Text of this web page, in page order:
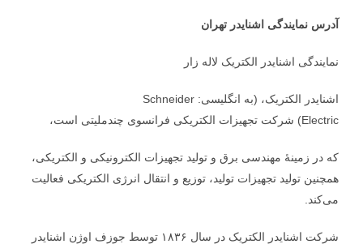
آدرس نمایندگی اشنایدر تهران
نمایندگی اشنایدر الکتریک لاله زار
اشنایدر الکتریک، (به انگلیسی: Schneider
Electric) شرکت تجهیزات الکتریکی فرانسوی چندملیتی است،
که در زمینهٔ مهندسی برق و تولید تجهیزات الکترونیکی و الکتریکی،
همچنین تولید تجهیزات تولید، توزیع و انتقال انرژی الکتریکی فعالیت
می‌کند.
شرکت اشنایدر الکتریک در سال ۱۸۳۶ توسط جوزف اوژن اشنایدر